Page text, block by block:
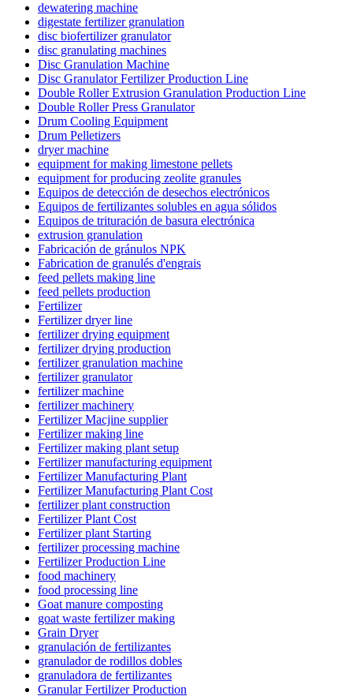
dewatering machine
digestate fertilizer granulation
disc biofertilizer granulator
disc granulating machines
Disc Granulation Machine
Disc Granulator Fertilizer Production Line
Double Roller Extrusion Granulation Production Line
Double Roller Press Granulator
Drum Cooling Equipment
Drum Pelletizers
dryer machine
equipment for making limestone pellets
equipment for producing zeolite granules
Equipos de detección de desechos electrónicos
Equipos de fertilizantes solubles en agua sólidos
Equipos de trituración de basura electrónica
extrusion granulation
Fabricación de gránulos NPK
Fabrication de granulés d'engrais
feed pellets making line
feed pellets production
Fertilizer
Fertilizer dryer line
fertilizer drying equipment
fertilizer drying production
fertilizer granulation machine
fertilizer granulator
fertilizer machine
fertilizer machinery
Fertilizer Macjine supplier
Fertilizer making line
Fertilizer making plant setup
Fertilizer manufacturing equipment
Fertilizer Manufacturing Plant
Fertilizer Manufacturing Plant Cost
fertilizer plant construction
Fertilizer Plant Cost
Fertilizer plant Starting
fertilizer processing machine
Fertilizer Production Line
food machinery
food processing line
Goat manure composting
goat waste fertilizer making
Grain Dryer
granulación de fertilizantes
granulador de rodillos dobles
granuladora de fertilizantes
Granular Fertilizer Production